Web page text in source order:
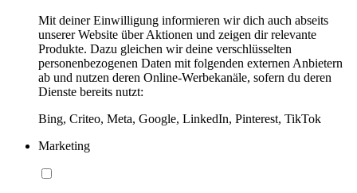
Mit deiner Einwilligung informieren wir dich auch abseits
unserer Website über Aktionen und zeigen dir relevante
Produkte. Dazu gleichen wir deine verschlüsselten
personenbezogenen Daten mit folgenden externen Anbietern
ab und nutzen deren Online-Werbekanäle, sofern du deren
Dienste bereits nutzt:
Bing, Criteo, Meta, Google, LinkedIn, Pinterest, TikTok
Marketing